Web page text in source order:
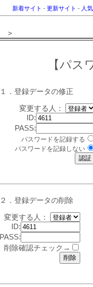
新着サイト - 更新サイト - 人
>
【パス
１．登録データの修正
変更する人：
ID:
PASS:
パスワードを記録する
パスワードを記録しない
２．登録データの削除
変更する人：
ID:
PASS:
削除確認チェック→